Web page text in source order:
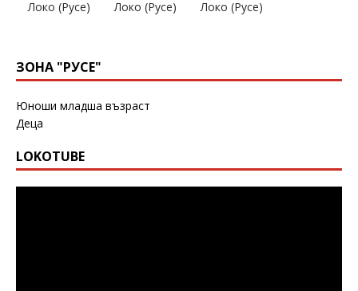
ЗОНА "РУСЕ"
Юноши младша възраст
Деца
LOKOTUBE